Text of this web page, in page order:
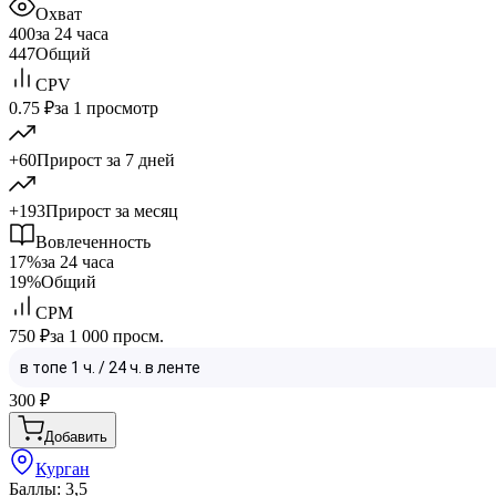
Охват
400за 24 часа
447Общий
CPV
0.75 ₽за 1 просмотр
+60Прирост за 7 дней
+193Прирост за месяц
Вовлеченность
17%за 24 часа
19%Общий
CPM
750 ₽за 1 000 просм.
300 ₽
Добавить
Курган
Баллы: 3,5